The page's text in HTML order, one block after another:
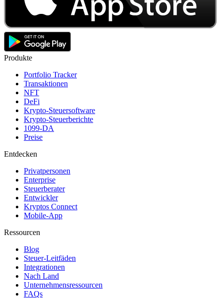
Produkte
Portfolio Tracker
Transaktionen
NFT
DeFi
Krypto-Steuersoftware
Krypto-Steuerberichte
1099-DA
Preise
Entdecken
Privatpersonen
Enterprise
Steuerberater
Entwickler
Kryptos Connect
Mobile-App
Ressourcen
Blog
Steuer-Leitfäden
Integrationen
Nach Land
Unternehmensressourcen
FAQs